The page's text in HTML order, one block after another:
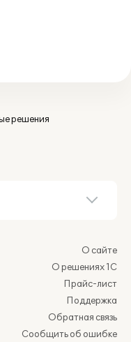
решения
О сайте
О решениях 1С
Прайс-лист
Поддержка
Обратная связь
Сообщить об ошибке